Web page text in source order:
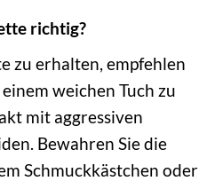
richtig?
zu erhalten, empfehlen
weichen Tuch zu
mit aggressiven
Bewahren Sie die
Schmuckkästchen oder